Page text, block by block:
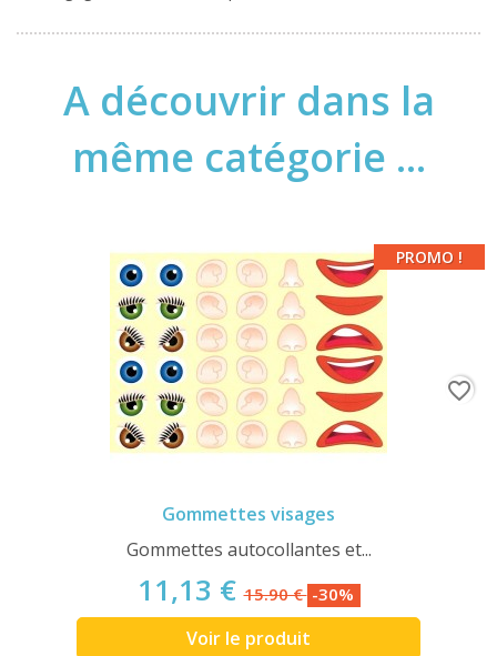
A découvrir dans la
même catégorie ...
Gommettes visages
Gommettes autocollantes et...
11,13 €15.90 € -30%
Voir le produit
PROMO !
favorite_border